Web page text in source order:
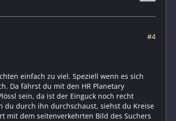
#4
einfach zu viel. Speziell wenn es sich
Da fährst du mit den HR Planetary
sein, da ist der Einguck noch recht
du durch ihn durchschaust, siehst du Kreise
mit dem seitenverkehrten Bild des Suchers